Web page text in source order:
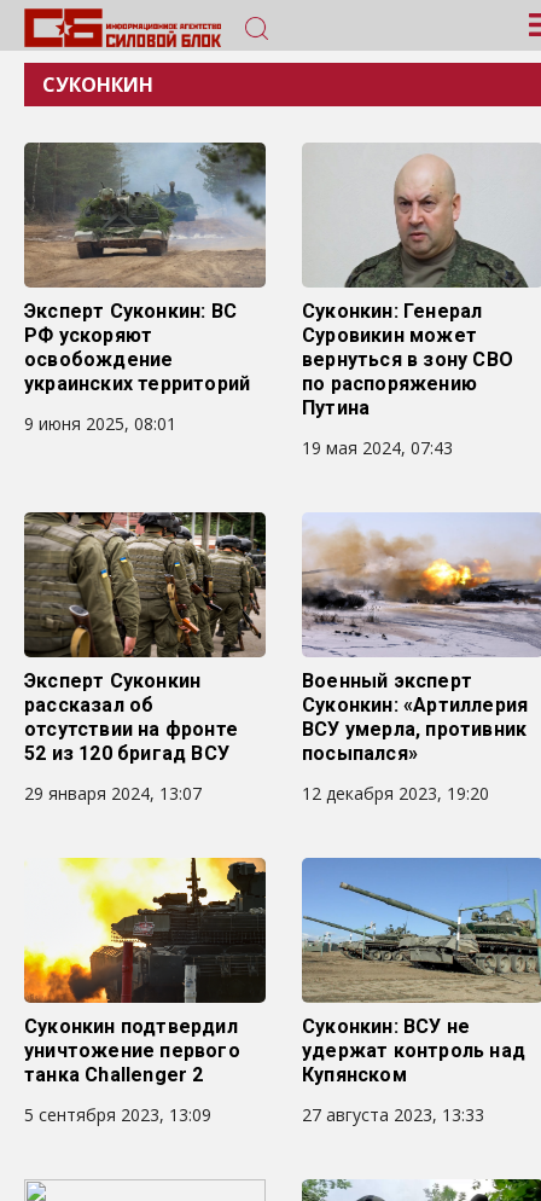
СУКОНКИН
Эксперт Суконкин: ВС
РФ ускоряют
освобождение
украинских территорий
9 июня 2025, 08:01
Суконкин: Генерал
Суровикин может
вернуться в зону СВО
по распоряжению
Путина
19 мая 2024, 07:43
Эксперт Суконкин
рассказал об
отсутствии на фронте
52 из 120 бригад ВСУ
29 января 2024, 13:07
Военный эксперт
Суконкин: «Артиллерия
ВСУ умерла, противник
посыпался»
12 декабря 2023, 19:20
Суконкин подтвердил
уничтожение первого
танка Challenger 2
5 сентября 2023, 13:09
Суконкин: ВСУ не
удержат контроль над
Купянском
27 августа 2023, 13:33